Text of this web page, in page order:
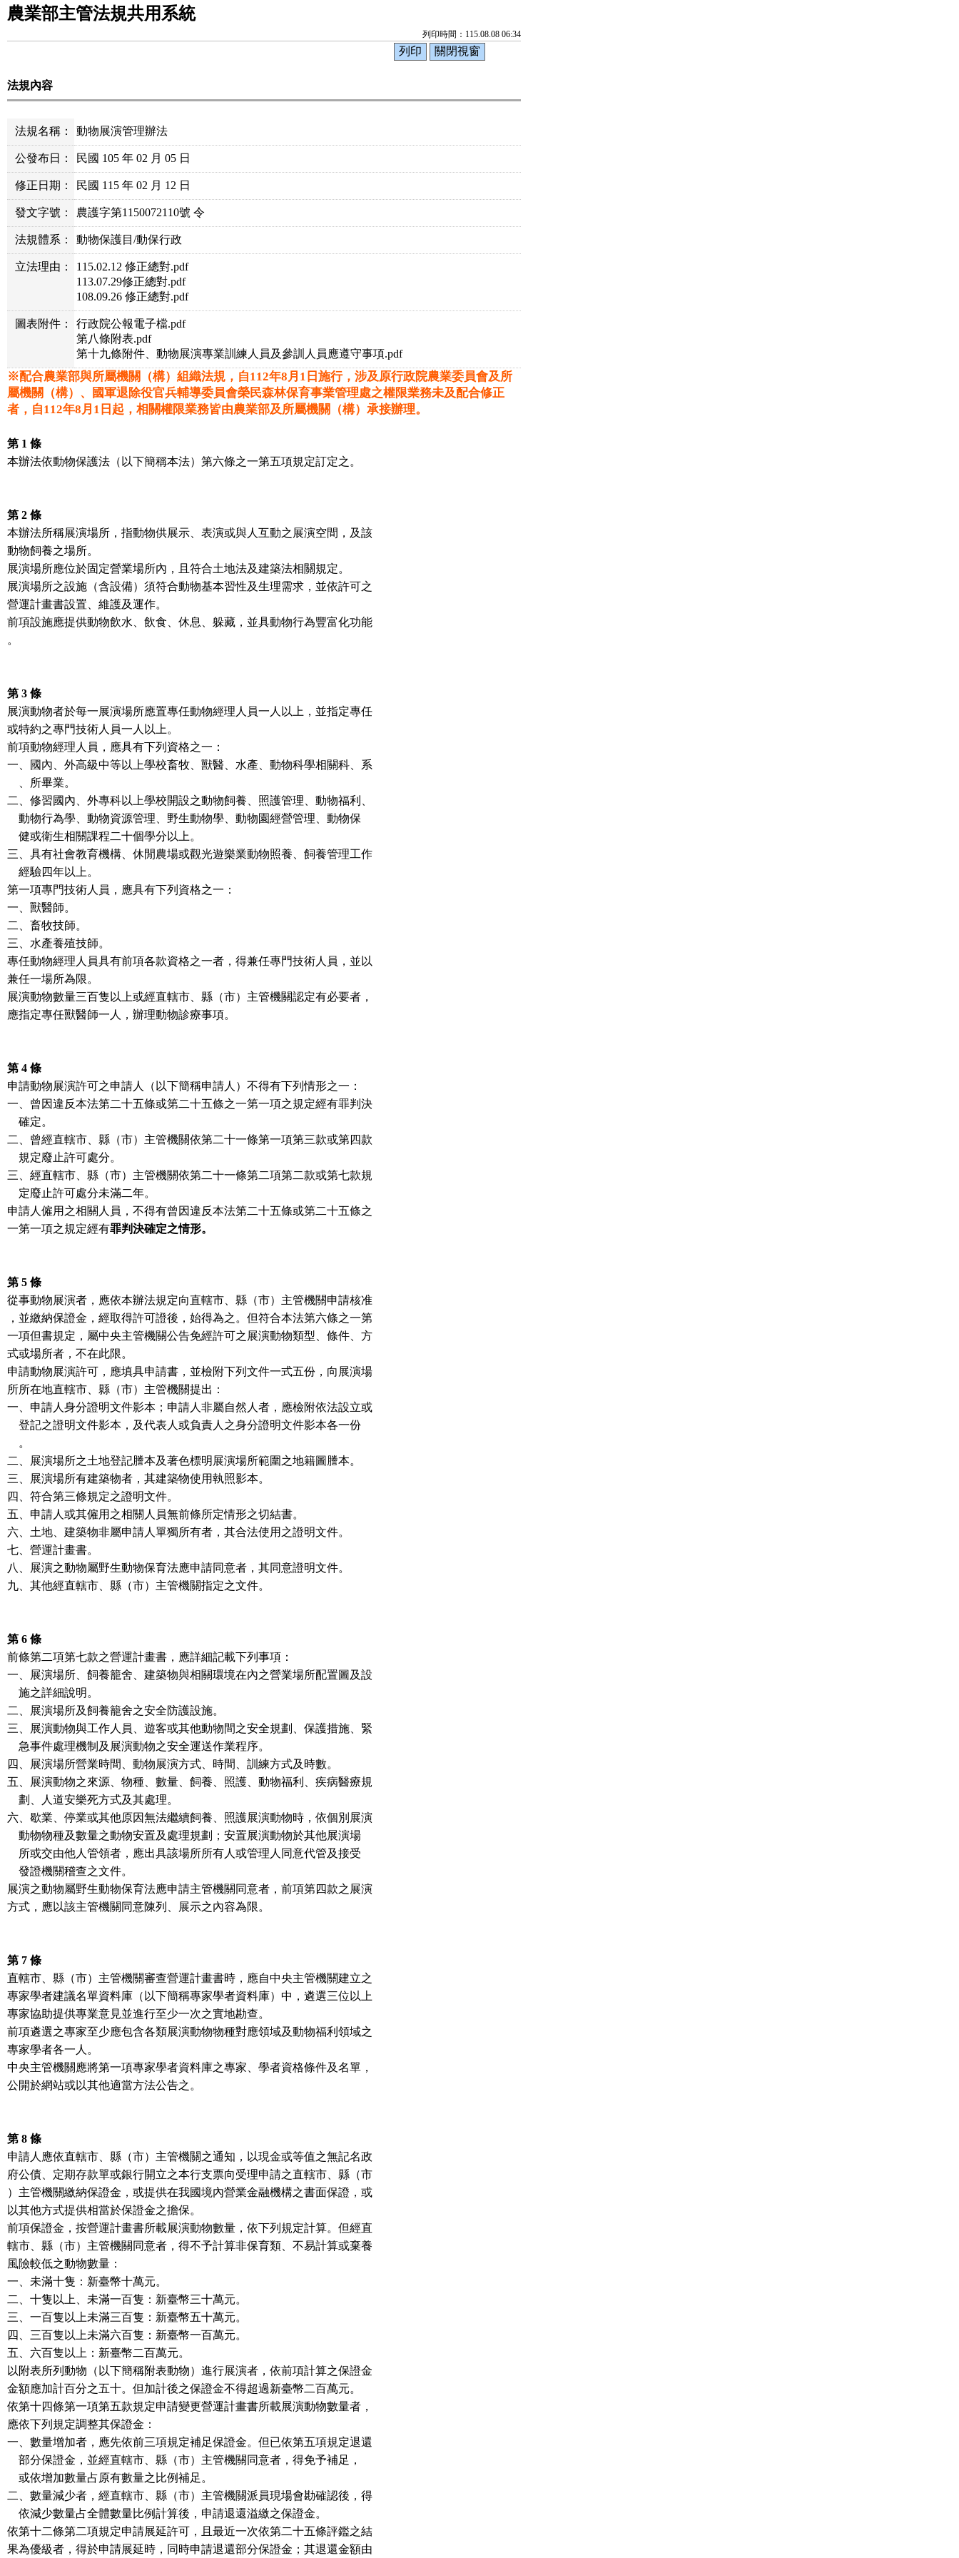
農業部主管法規共用系統
列印時間：115.08.08 06:34
法規內容
法規名稱： 動物展演管理辦法
公發布日： 民國 105 年 02 月 05 日
修正日期： 民國 115 年 02 月 12 日
發文字號： 農護字第1150072110號 令
法規體系： 動物保護目/動保行政
立法理由：
115.02.12 修正總對.pdf
113.07.29修正總對.pdf
108.09.26 修正總對.pdf
圖表附件：
行政院公報電子檔.pdf
第八條附表.pdf
第十九條附件、動物展演專業訓練人員及參訓人員應遵守事項.pdf
※配合農業部與所屬機關（構）組織法規，自112年8月1日施行，涉及原行政院農業委員會及所
屬機關（構）、國軍退除役官兵輔導委員會榮民森林保育事業管理處之權限業務未及配合修正
者，自112年8月1日起，相關權限業務皆由農業部及所屬機關（構）承接辦理。
第 1 條
本辦法依動物保護法（以下簡稱本法）第六條之一第五項規定訂定之。
第 2 條
本辦法所稱展演場所，指動物供展示、表演或與人互動之展演空間，及該
動物飼養之場所。
展演場所應位於固定營業場所內，且符合土地法及建築法相關規定。
展演場所之設施（含設備）須符合動物基本習性及生理需求，並依許可之
營運計畫書設置、維護及運作。
前項設施應提供動物飲水、飲食、休息、躲藏，並具動物行為豐富化功能
。
第 3 條
展演動物者於每一展演場所應置專任動物經理人員一人以上，並指定專任
或特約之專門技術人員一人以上。
前項動物經理人員，應具有下列資格之一：
一、國內、外高級中等以上學校畜牧、獸醫、水產、動物科學相關科、系
、所畢業。
二、修習國內、外專科以上學校開設之動物飼養、照護管理、動物福利、
動物行為學、動物資源管理、野生動物學、動物園經營管理、動物保
健或衛生相關課程二十個學分以上。
三、具有社會教育機構、休閒農場或觀光遊樂業動物照養、飼養管理工作
經驗四年以上。
第一項專門技術人員，應具有下列資格之一：
一、獸醫師。
二、畜牧技師。
三、水產養殖技師。
專任動物經理人員具有前項各款資格之一者，得兼任專門技術人員，並以
兼任一場所為限。
展演動物數量三百隻以上或經直轄市、縣（市）主管機關認定有必要者，
應指定專任獸醫師一人，辦理動物診療事項。
第 4 條
申請動物展演許可之申請人（以下簡稱申請人）不得有下列情形之一：
一、曾因違反本法第二十五條或第二十五條之一第一項之規定經有罪判決
確定。
二、曾經直轄市、縣（市）主管機關依第二十一條第一項第三款或第四款
規定廢止許可處分。
三、經直轄市、縣（市）主管機關依第二十一條第二項第二款或第七款規
定廢止許可處分未滿二年。
申請人僱用之相關人員，不得有曾因違反本法第二十五條或第二十五條之
一第一項之規定經有罪判決確定之情形。
第 5 條
從事動物展演者，應依本辦法規定向直轄市、縣（市）主管機關申請核准
，並繳納保證金，經取得許可證後，始得為之。但符合本法第六條之一第
一項但書規定，屬中央主管機關公告免經許可之展演動物類型、條件、方
式或場所者，不在此限。
申請動物展演許可，應填具申請書，並檢附下列文件一式五份，向展演場
所所在地直轄市、縣（市）主管機關提出：
一、申請人身分證明文件影本；申請人非屬自然人者，應檢附依法設立或
登記之證明文件影本，及代表人或負責人之身分證明文件影本各一份
。
二、展演場所之土地登記謄本及著色標明展演場所範圍之地籍圖謄本。
三、展演場所有建築物者，其建築物使用執照影本。
四、符合第三條規定之證明文件。
五、申請人或其僱用之相關人員無前條所定情形之切結書。
六、土地、建築物非屬申請人單獨所有者，其合法使用之證明文件。
七、營運計畫書。
八、展演之動物屬野生動物保育法應申請同意者，其同意證明文件。
九、其他經直轄市、縣（市）主管機關指定之文件。
第 6 條
前條第二項第七款之營運計畫書，應詳細記載下列事項：
一、展演場所、飼養籠舍、建築物與相關環境在內之營業場所配置圖及設
施之詳細說明。
二、展演場所及飼養籠舍之安全防護設施。
三、展演動物與工作人員、遊客或其他動物間之安全規劃、保護措施、緊
急事件處理機制及展演動物之安全運送作業程序。
四、展演場所營業時間、動物展演方式、時間、訓練方式及時數。
五、展演動物之來源、物種、數量、飼養、照護、動物福利、疾病醫療規
劃、人道安樂死方式及其處理。
六、歇業、停業或其他原因無法繼續飼養、照護展演動物時，依個別展演
動物物種及數量之動物安置及處理規劃；安置展演動物於其他展演場
所或交由他人管領者，應出具該場所所有人或管理人同意代管及接受
發證機關稽查之文件。
展演之動物屬野生動物保育法應申請主管機關同意者，前項第四款之展演
方式，應以該主管機關同意陳列、展示之內容為限。
第 7 條
直轄市、縣（市）主管機關審查營運計畫書時，應自中央主管機關建立之
專家學者建議名單資料庫（以下簡稱專家學者資料庫）中，遴選三位以上
專家協助提供專業意見並進行至少一次之實地勘查。
前項遴選之專家至少應包含各類展演動物物種對應領域及動物福利領域之
專家學者各一人。
中央主管機關應將第一項專家學者資料庫之專家、學者資格條件及名單，
公開於網站或以其他適當方法公告之。
第 8 條
申請人應依直轄市、縣（市）主管機關之通知，以現金或等值之無記名政
府公債、定期存款單或銀行開立之本行支票向受理申請之直轄市、縣（市
）主管機關繳納保證金，或提供在我國境內營業金融機構之書面保證，或
以其他方式提供相當於保證金之擔保。
前項保證金，按營運計畫書所載展演動物數量，依下列規定計算。但經直
轄市、縣（市）主管機關同意者，得不予計算非保育類、不易計算或棄養
風險較低之動物數量：
一、未滿十隻：新臺幣十萬元。
二、十隻以上、未滿一百隻：新臺幣三十萬元。
三、一百隻以上未滿三百隻：新臺幣五十萬元。
四、三百隻以上未滿六百隻：新臺幣一百萬元。
五、六百隻以上：新臺幣二百萬元。
以附表所列動物（以下簡稱附表動物）進行展演者，依前項計算之保證金
金額應加計百分之五十。但加計後之保證金不得超過新臺幣二百萬元。
依第十四條第一項第五款規定申請變更營運計畫書所載展演動物數量者，
應依下列規定調整其保證金：
一、數量增加者，應先依前三項規定補足保證金。但已依第五項規定退還
部分保證金，並經直轄市、縣（市）主管機關同意者，得免予補足，
或依增加數量占原有數量之比例補足。
二、數量減少者，經直轄市、縣（市）主管機關派員現場會勘確認後，得
依減少數量占全體數量比例計算後，申請退還溢繳之保證金。
依第十二條第二項規定申請展延許可，且最近一次依第二十五條評鑑之結
果為優級者，得於申請展延時，同時申請退還部分保證金；其退還金額由